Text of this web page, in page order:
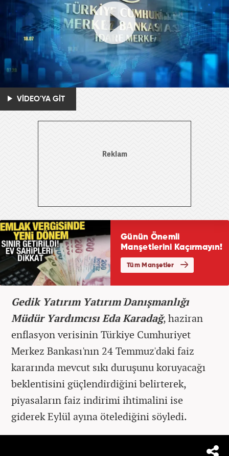
VİDEO'YA GİT
Gedik Yatırım Yatırım Danışmanlığı
Müdür Yardımcısı Eda Karadağ, haziran
enflasyon verisinin Türkiye Cumhuriyet
Merkez Bankası'nın 24 Temmuz'daki faiz
kararında mevcut sıkı duruşunu koruyacağı
beklentisini güçlendirdiğini belirterek,
piyasaların faiz indirimi ihtimalini ise
giderek Eylül ayına ötelediğini söyledi.